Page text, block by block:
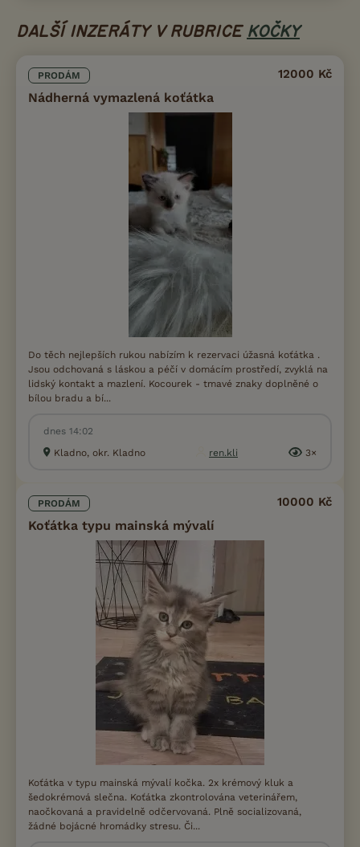
DALŠÍ INZERÁTY V RUBRICE KOČKY
PRODÁM
Nádherná vymazlená koťátka
12000 Kč
Do těch nejlepších rukou nabízím k rezervaci úžasná koťátka .
Jsou odchovaná s láskou a péčí v domácím prostředí, zvyklá na
lidský kontakt a mazlení. Kocourek - tmavé znaky doplněné o
bílou bradu a bí...
dnes 14:02
Kladno, okr. Kladno
ren.kli 3×
PRODÁM
Koťátka typu mainská mývalí
10000 Kč
Koťátka v typu mainská mývalí kočka. 2x krémový kluk a
šedokrémová slečna. Koťátka zkontrolována veterinářem,
naočkovaná a pravidelně odčervovaná. Plně socializovaná,
žádné bojácné hromádky stresu. Či...